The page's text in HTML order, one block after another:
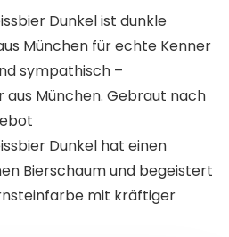
Dunkel ist dunkle
München für echte Kenner
sympathisch –
aus München. Gebraut nach
Dunkel hat einen
Bierschaum und begeistert
mit kräftiger